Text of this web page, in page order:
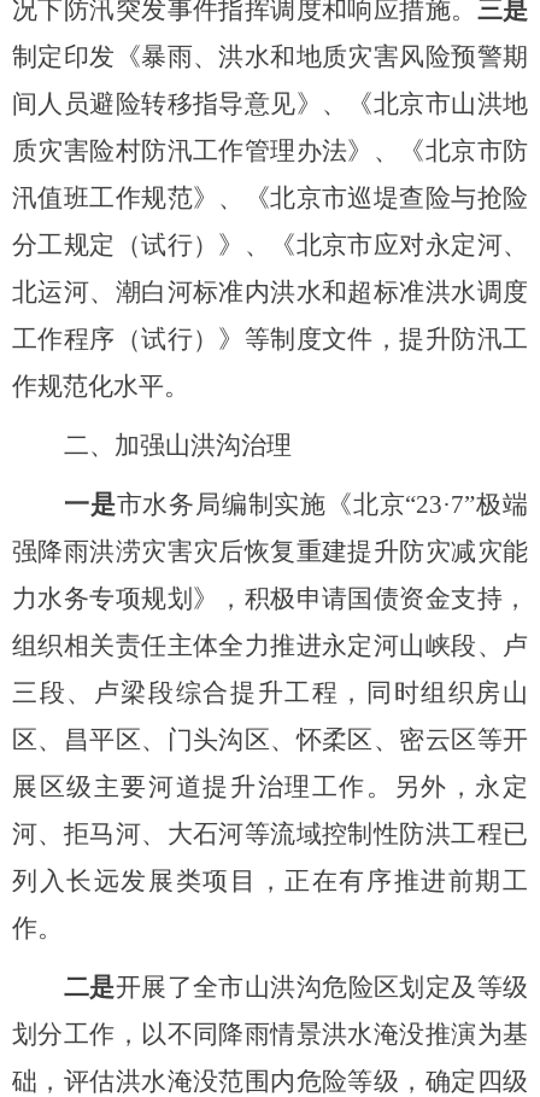
况下防汛突发事件指挥调度和响应措施。 三是
制定印发《暴雨、洪水和地质灾害风险预警期
间人员避险转移指导意见》、《北京市山洪地
质灾害险村防汛工作管理办法》、《北京市防
汛值班工作规范》、《北京市巡堤查险与抢险
分工规定（试行）》、《北京市应对永定河、
北运河、潮白河标准内洪水和超标准洪水调度
工作程序（试行）》等制度文件，提升防汛工
作规范化水平。
二、加强山洪沟治理
一是市水务局编制实施《北京“23·7”极端
强降雨洪涝灾害灾后恢复重建提升防灾减灾能
力水务专项规划》，积极申请国债资金支持，
组织相关责任主体全力推进永定河山峡段、卢
三段、卢梁段综合提升工程，同时组织房山
区、昌平区、门头沟区、怀柔区、密云区等开
展区级主要河道提升治理工作。另外，永定
河、拒马河、大石河等流域控制性防洪工程已
列入长远发展类项目，正在有序推进前期工
作。
二是开展了全市山洪沟危险区划定及等级
划分工作，以不同降雨情景洪水淹没推演为基
础，评估洪水淹没范围内危险等级，确定四级